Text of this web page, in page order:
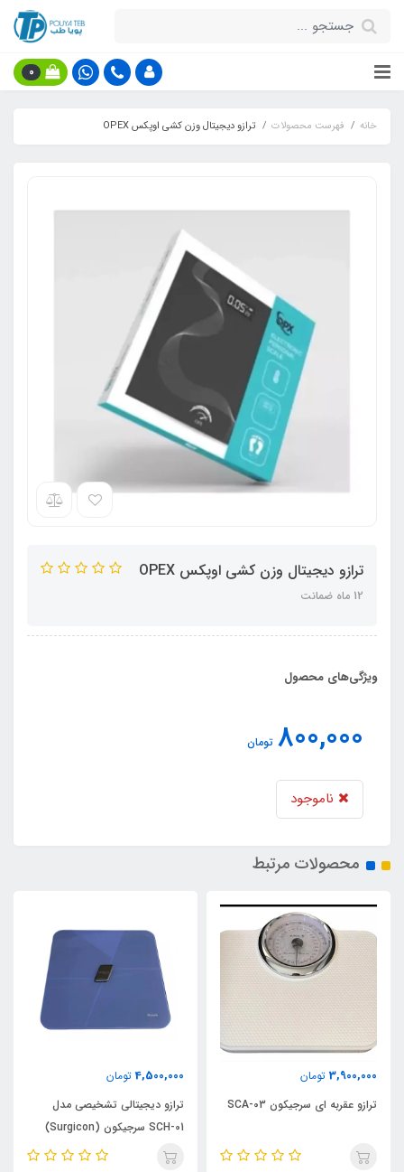
0
خانه فهرست محصولات ترازو دیجیتال وزن کشی اوپکس OPEX
ترازو دیجیتال وزن کشی اوپکس OPEX
12 ماه ضمانت
ویژگی‌های محصول
800,000 تومان
ناموجود
محصولات مرتبط
3,900,000 تومان
ترازو عقربه ای سرجیکون SCA-03
4,500,000 تومان
ترازو دیجیتالی تشخیصی مدل
SCH-01 سرجیکون (Surgicon)